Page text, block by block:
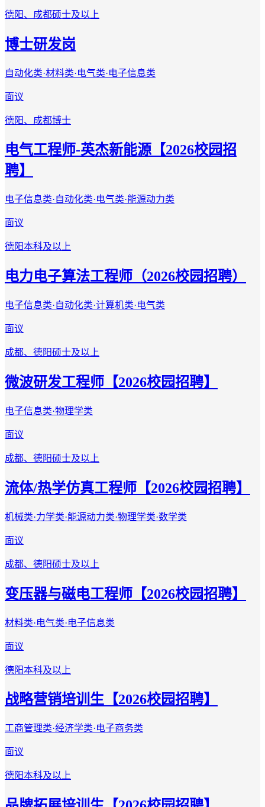
德阳、成都硕士及以上
博士研发岗
自动化类·材料类·电气类·电子信息类
面议
德阳、成都博士
电气工程师-英杰新能源【2026校园招
聘】
电子信息类·自动化类·电气类·能源动力类
面议
德阳本科及以上
电力电子算法工程师（2026校园招聘）
电子信息类·自动化类·计算机类·电气类
面议
成都、德阳硕士及以上
微波研发工程师【2026校园招聘】
电子信息类·物理学类
面议
成都、德阳硕士及以上
流体/热学仿真工程师【2026校园招聘】
机械类·力学类·能源动力类·物理学类·数学类
面议
成都、德阳硕士及以上
变压器与磁电工程师【2026校园招聘】
材料类·电气类·电子信息类
面议
德阳本科及以上
战略营销培训生【2026校园招聘】
工商管理类·经济学类·电子商务类
面议
德阳本科及以上